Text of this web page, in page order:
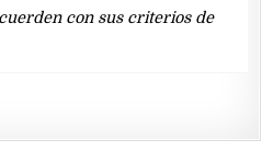
con sus criterios de